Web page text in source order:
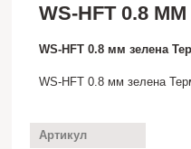
WS-HFT 0.8
WS-HFT 0.8 мм зелена
WS-HFT 0.8 мм зелена
Артикул